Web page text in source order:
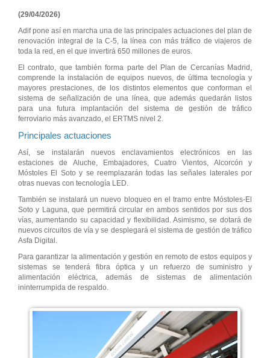
(29/04/2026)
Adif pone así en marcha una de las principales actuaciones del plan de
renovación integral de la C-5, la línea con más tráfico de viajeros de
toda la red, en el que invertirá 650 millones de euros.
El contrato, que también forma parte del Plan de Cercanías Madrid,
comprende la instalación de equipos nuevos, de última tecnología y
mayores prestaciones, de los distintos elementos que conforman el
sistema de señalización de una línea, que además quedarán listos
para una futura implantación del sistema de gestión de tráfico
ferroviario más avanzado, el ERTMS nivel 2.
Principales actuaciones
Así, se instalarán nuevos enclavamientos electrónicos en las
estaciones de Aluche, Embajadores, Cuatro Vientos, Alcorcón y
Móstoles El Soto y se reemplazarán todas las señales laterales por
otras nuevas con tecnología LED.
También se instalará un nuevo bloqueo en el tramo entre Móstoles-El
Soto y Laguna, que permitirá circular en ambos sentidos por sus dos
vías, aumentando su capacidad y flexibilidad. Asimismo, se dotará de
nuevos circuitos de vía y se desplegará el sistema de gestión de tráfico
Asfa Digital.
Para garantizar la alimentación y gestión en remoto de estos equipos y
sistemas se tenderá fibra óptica y un refuerzo de suministro y
alimentación eléctrica, además de sistemas de alimentación
ininterrumpida de respaldo.